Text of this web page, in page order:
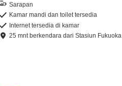
Sarapan
Kamar mandi dan toilet tersedia
Internet tersedia di kamar
25 mntberkendara dariStasiun Fukuoka